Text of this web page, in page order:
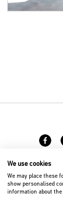
©
We use cookies
We may place these
show personalised
information about